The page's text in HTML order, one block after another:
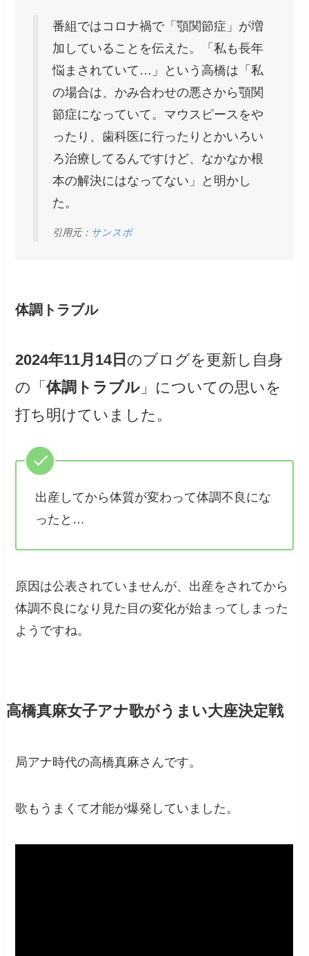
番組ではコロナ禍で「顎関節症」が増
加していることを伝えた。「私も長年
悩まされていて…」という高橋は「私
の場合は、かみ合わせの悪さから顎関
節症になっていて。マウスピースをや
ったり、歯科医に行ったりとかいろい
ろ治療してるんですけど、なかなか根
本の解決にはなってない」と明かし
た。
引用元： サンスポ
体調トラブル
2024年11月14日のブログを更新し自身
の「体調トラブル 」についての思いを
打ち明けていました。
出産してから体質が変わって体調不良にな
ったと…
原因は公表されていませんが、出産をされてから
体調不良になり見た目の変化が始まってしまった
ようですね。
高橋真麻女子アナ歌がうまい大座決定戦
局アナ時代の高橋真麻さんです。
歌もうまくて才能が爆発していました。